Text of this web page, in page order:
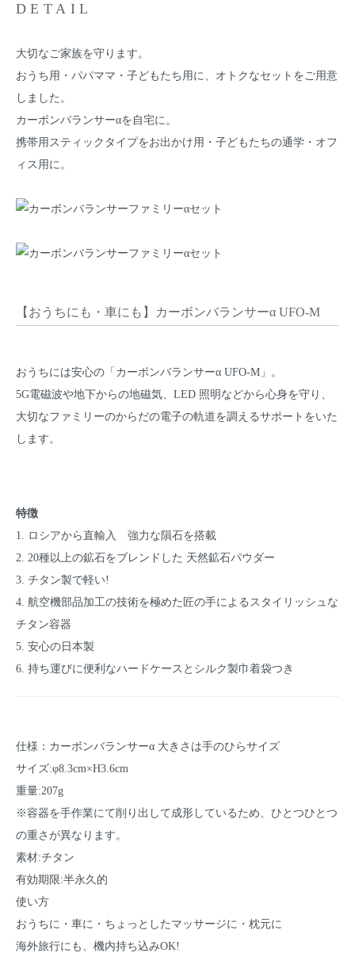
DETAIL
大切なご家族を守ります。
おうち用・パパママ・子どもたち用に、オトクなセットをご用意
しました。
カーボンバランサーαを自宅に。
携帯用スティックタイプをお出かけ用・子どもたちの通学・オフ
ィス用に。
【おうちにも・車にも】カーボンバランサーα UFO-M
おうちには安心の「カーボンバランサーα UFO-M」。
5G電磁波や地下からの地磁気、LED 照明などから心身を守り、
大切なファミリーのからだの電子の軌道を調えるサポートをいた
します。
特徴
1. ロシアから直輸入 強力な隕石を搭載
2. 20種以上の鉱石をブレンドした 天然鉱石パウダー
3. チタン製で軽い!
4. 航空機部品加工の技術を極めた匠の手によるスタイリッシュな
チタン容器
5. 安心の日本製
6. 持ち運びに便利なハードケースとシルク製巾着袋つき
仕様：カーボンバランサーα 大きさは手のひらサイズ
サイズ:φ8.3cm×H3.6cm
重量:207g
※容器を手作業にて削り出して成形しているため、ひとつひとつ
の重さが異なります。
素材:チタン
有効期限:半永久的
使い方
おうちに・車に・ちょっとしたマッサージに・枕元に
海外旅行にも、機内持ち込みOK!